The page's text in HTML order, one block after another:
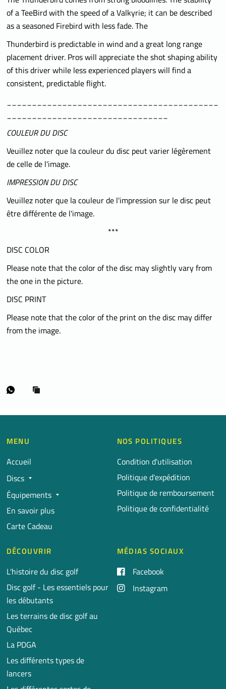
of a TeeBird with the speed of a Valkyrie; it can be described
as a seasoned Firebird with less fade. The
Thunderbird is predictable in wind and a great long range
placement driver. Pros will appreciate the shot shaping ability
of this driver while less experienced players will find a
consistent, predictable flight.
COULEUR DU DISC
Veuillez noter que la couleur du disc peut varier légèrement
de celle de l'image.
IMPRESSION DU DISC
Veuillez noter que la couleur de l'impression sur le disc peut
être différente de l'image.
***
DISC COLOR
Please note that the color of the disc may slightly vary from
the one in the picture.
DISC PRINT
Please note that the color of the print on the disc may differ
from the image.
MENU
Accueil
Discs
Équipements
En savoir plus
Carte Cadeau
NOS POLITIQUES
Condition d'utilisation
Politique d'expédition
Politique de remboursement
Politique de confidentialité
DÉCOUVRIR
L'histoire du disc golf
Disc golf - Les essentiels pour
les débutants
Les terrains de disc golf au
Québec
La PDGA
Les différents types de
lancers
MÉDIAS SOCIAUX
Facebook
Instagram